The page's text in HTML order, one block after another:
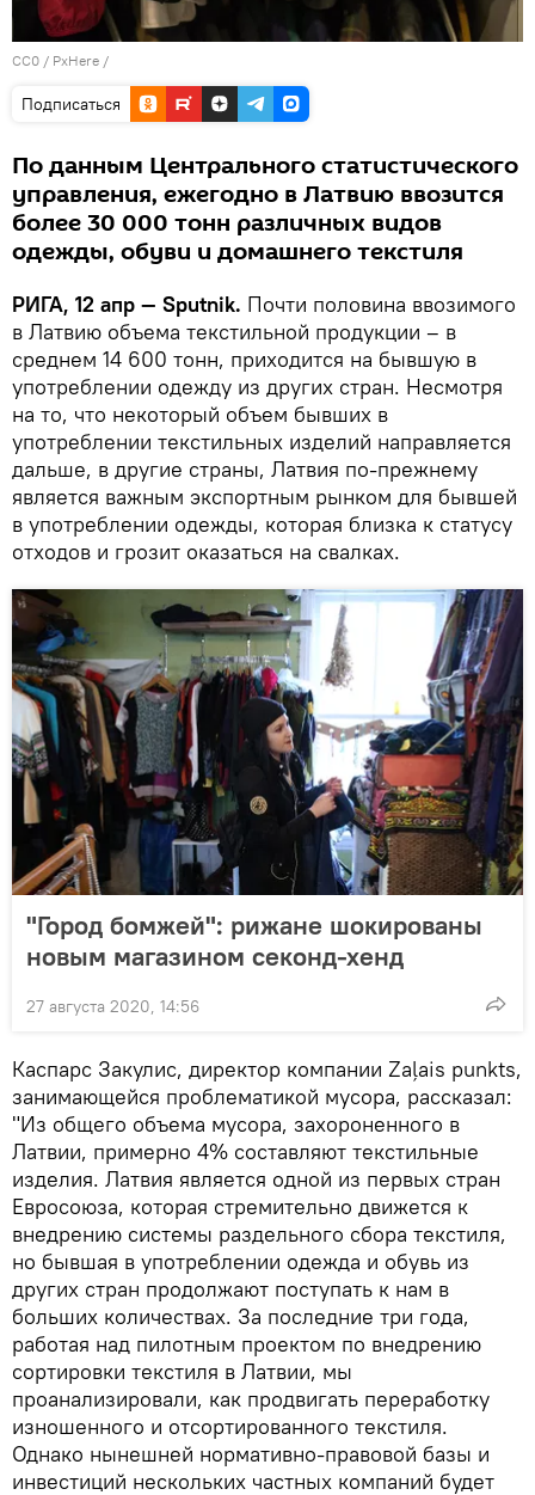
CC0 / PxHere /
Подписаться
По данным Центрального статистического
управления, ежегодно в Латвию ввозится
более 30 000 тонн различных видов
одежды, обуви и домашнего текстиля
РИГА, 12 апр — Sputnik. Почти половина ввозимого
в Латвию объема текстильной продукции – в
среднем 14 600 тонн, приходится на бывшую в
употреблении одежду из других стран. Несмотря
на то, что некоторый объем бывших в
употреблении текстильных изделий направляется
дальше, в другие страны, Латвия по-прежнему
является важным экспортным рынком для бывшей
в употреблении одежды, которая близка к статусу
отходов и грозит оказаться на свалках.
"Город бомжей": рижане шокированы
новым магазином секонд-хенд
27 августа 2020, 14:56
Каспарс Закулис, директор компании Zaļais punkts,
занимающейся проблематикой мусора, рассказал:
"Из общего объема мусора, захороненного в
Латвии, примерно 4% составляют текстильные
изделия. Латвия является одной из первых стран
Евросоюза, которая стремительно движется к
внедрению системы раздельного сбора текстиля,
но бывшая в употреблении одежда и обувь из
других стран продолжают поступать к нам в
больших количествах. За последние три года,
работая над пилотным проектом по внедрению
сортировки текстиля в Латвии, мы
проанализировали, как продвигать переработку
изношенного и отсортированного текстиля.
Однако нынешней нормативно-правовой базы и
инвестиций нескольких частных компаний будет